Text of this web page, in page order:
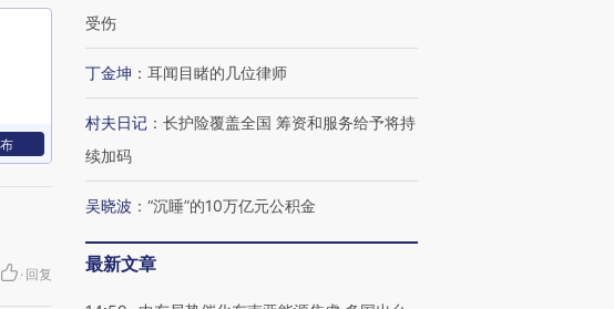
· 回复
受伤
丁金坤 ： 耳闻目睹的几位律师
村夫日记 ： 长护险覆盖全国 筹资和服务给予将持
续加码
吴晓波 ： “沉睡”的10万亿元公积金
最新文章